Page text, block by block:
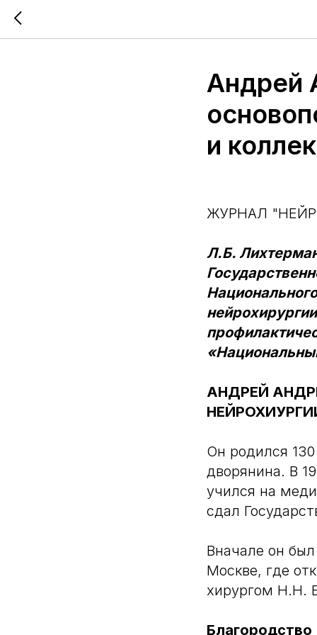
Андрей
и
ЖУРНАЛ
Л.Б.
АНДРЕЙ
Он родился
дворянина. В
учился на
сдал
Вначале он
Москве, где
хирургом Н.Н.
Благородство